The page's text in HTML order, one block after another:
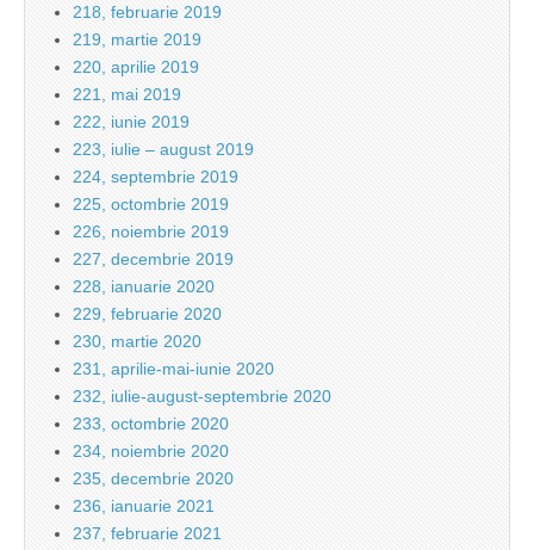
218, februarie 2019
219, martie 2019
220, aprilie 2019
221, mai 2019
222, iunie 2019
223, iulie – august 2019
224, septembrie 2019
225, octombrie 2019
226, noiembrie 2019
227, decembrie 2019
228, ianuarie 2020
229, februarie 2020
230, martie 2020
231, aprilie-mai-iunie 2020
232, iulie-august-septembrie 2020
233, octombrie 2020
234, noiembrie 2020
235, decembrie 2020
236, ianuarie 2021
237, februarie 2021